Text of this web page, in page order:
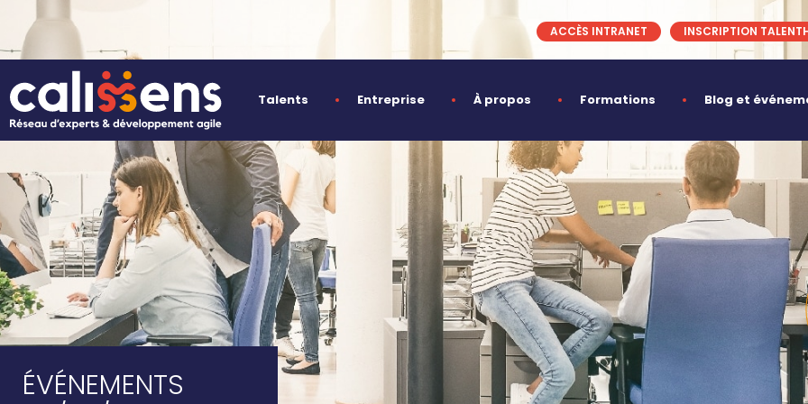
ACCÈS INTRANET INSCRIPTION
Talents Entreprise À propos Formations Blog et
ÉVÉNEMENTS